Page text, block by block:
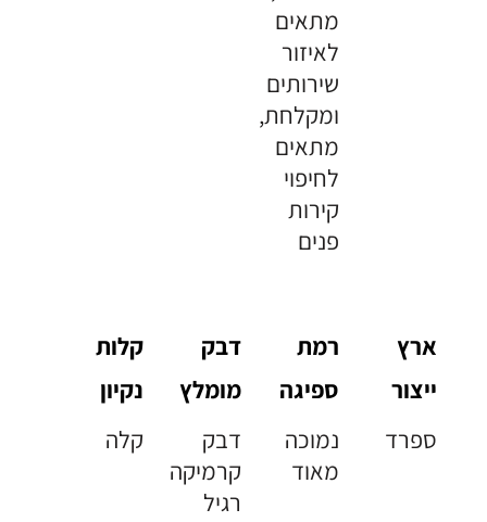
מתאים
לאיזור
שירותים
ומקלחת,
מתאים
לחיפוי
קירות
פנים
ארץ
ייצור
ספרד
רמת
ספיגה
נמוכה
מאוד
דבק
מומלץ
דבק
קרמיקה
רגיל
קלות
נקיון
קלה